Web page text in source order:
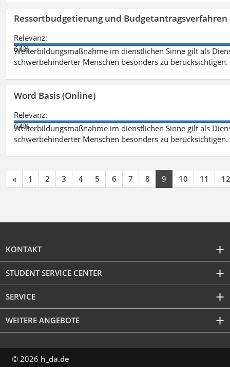
Ressortbudgetierung und Budgetantragsverfahren
Relevanz:
64%
Weiterbildungsmaßnahme im dienstlichen Sinne gilt als
schwerbehinderter Menschen besonders zu berücksichtigen.
Word Basis (Online)
Relevanz:
64%
Weiterbildungsmaßnahme im dienstlichen Sinne gilt als
schwerbehinderter Menschen besonders zu berücksichtigen.
« 1 2 3 4 5 6 7 8 9 10 11 12
KONTAKT
STUDENT SERVICE CENTER
SERVICE
WEITERE ANGEBOTE
© 2026 h_da.de